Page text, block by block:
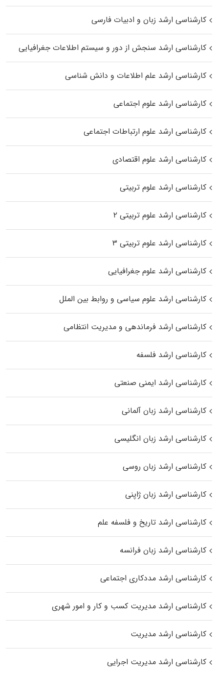
کارشناسی ارشد زبان و ادبیات فارسی
کارشناسی ارشد سنجش از دور و سیستم اطلاعات جغرافیایی
کارشناسی ارشد علم اطلاعات و دانش شناسی
کارشناسی ارشد علوم اجتماعی
کارشناسی ارشد علوم ارتباطات اجتماعی
کارشناسی ارشد علوم اقتصادی
کارشناسی ارشد علوم تربیتی
کارشناسی ارشد علوم تربیتی ۲
کارشناسی ارشد علوم تربیتی ۳
کارشناسی ارشد علوم جغرافیایی
کارشناسی ارشد علوم سیاسی و روابط بین الملل
کارشناسی ارشد فرماندهی و مدیریت انتظامی
کارشناسی ارشد فلسفه
کارشناسی ارشد ایمنی صنعتی
کارشناسی ارشد زبان آلمانی
کارشناسی ارشد زبان انگلیسی
کارشناسی ارشد زبان روسی
کارشناسی ارشد زبان ژاپنی
کارشناسی ارشد تاریخ و فلسفه علم
کارشناسی ارشد زبان فرانسه
کارشناسی ارشد مددکاری اجتماعی
کارشناسی ارشد مدیریت کسب و کار و امور شهری
کارشناسی ارشد مدیریت
کارشناسی ارشد مدیریت اجرایی